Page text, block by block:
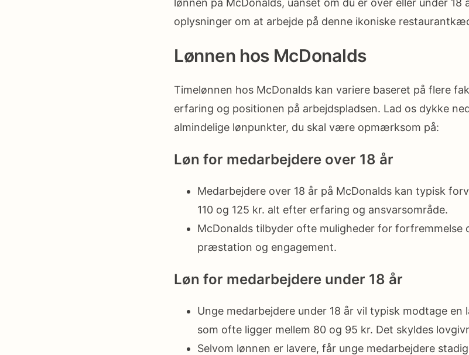
lønnen på McDonalds, uanset om du er over eller under 18
oplysninger om at arbejde på denne ikoniske
Lønnen hos McDonalds
Timelønnen hos McDonalds kan variere baseret på flere
erfaring og positionen på arbejdspladsen. Lad os dykke
almindelige lønpunkter, du skal være opmærksom på:
Løn for medarbejdere over 18 år
Medarbejdere over 18 år på McDonalds kan typisk
110 og 125 kr. alt efter erfaring og ansvarsområde.
McDonalds tilbyder ofte muligheder for forfremmelse
præstation og engagement.
Løn for medarbejdere under 18 år
Unge medarbejdere under 18 år vil typisk modtage en
som ofte ligger mellem 80 og 95 kr. Det skyldes
Selvom lønnen er lavere, får unge medarbejdere